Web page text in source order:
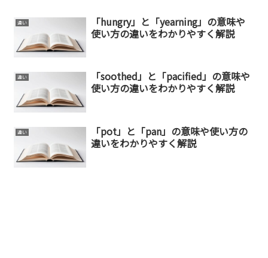
違い
「hungry」と「yearning」の意味や
使い方の違いをわかりやすく解説
違い
「soothed」と「pacified」の意味や
使い方の違いをわかりやすく解説
違い
「pot」と「pan」の意味や使い方の
違いをわかりやすく解説